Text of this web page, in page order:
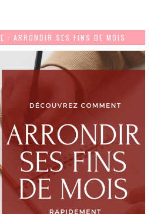
: ARRONDIR SES FINS DE MOIS